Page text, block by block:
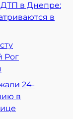
ДТП в Днепре:
в
Рог
24-
в